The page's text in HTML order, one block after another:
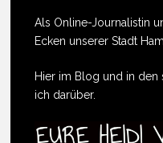
Als Online-Journalistin
Ecken unserer Stadt
Hier im Blog und in
ich darüber.